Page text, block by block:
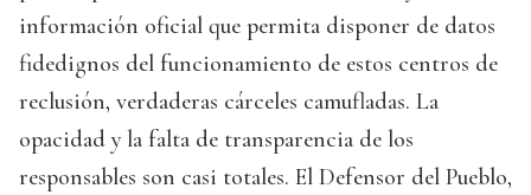
información oficial que permita disponer de datos
fidedignos del funcionamiento de estos centros de
reclusión, verdaderas cárceles camufladas. La
opacidad y la falta de transparencia de los
responsables son casi totales. El Defensor del Pueblo,